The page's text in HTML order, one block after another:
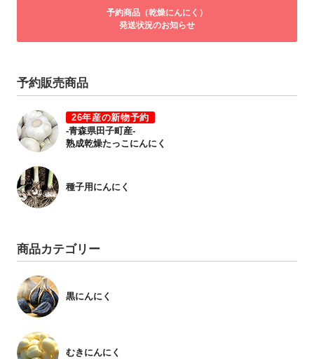
予約商品（乾燥にんにく）
発送状況のお知らせ
予約販売商品
26年産の新物予約
-青森県田子町産-
熟成乾燥たっこにんにく
種子用にんにく
商品カテゴリー
黒にんにく
むきにんにく